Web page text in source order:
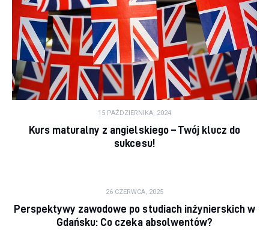
15 PAŹDZIERNIKA, 2024
Kurs maturalny z angielskiego – Twój klucz do
sukcesu!
26 CZERWCA, 2025
Perspektywy zawodowe po studiach inżynierskich w
Gdańsku: Co czeka absolwentów?